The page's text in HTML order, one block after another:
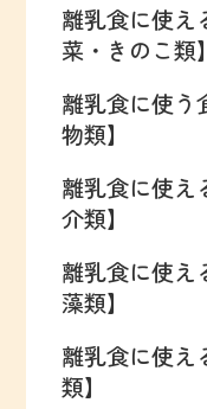
離乳食に使え
菜・きのこ類】
離乳食に使う
物類】
離乳食に使え
介類】
離乳食に使え
藻類】
離乳食に使え
類】